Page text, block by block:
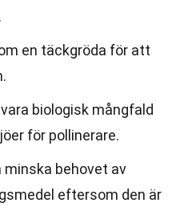
en täckgröda för att
biologisk mångfald
för pollinerare.
behovet av
eftersom den är